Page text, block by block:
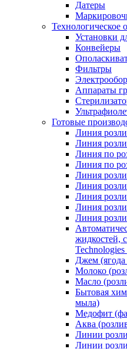
Датеры
Технологическое
Установки
Конвейеры
Фильтры
Аппараты
Готовые
Линия
Линия
Линия по
Линия по
Линия
Линия
Линия
Линия
Линия
жидкостей,
Джем (ягода
Молоко
Масло
Бытовая
мыла)
Медофит
Аква
Линии
Линии